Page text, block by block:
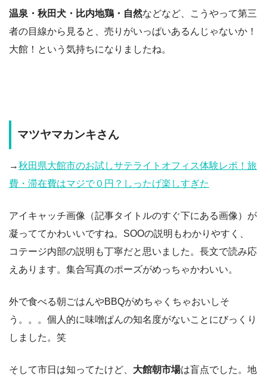
温泉・秋田犬・比内地鶏・自然などなど、こうやって第三
者の目線から見ると、売りがいっぱいあるんじゃないか！
大館！という気持ちになりましたね。
マツヤマカンキさん
→秋田県大館市のお試しサテライトオフィス体験レポ！旅
費・滞在費はマジで０円？しったげ楽しすぎた
アイキャッチ画像（記事タイトルのすぐ下にある画像）が
凝っててかわいいですね。SOOの説明もわかりやすく、
コテージ内部の説明も丁寧だと思いました。長文で読み応
えあります。集合写真のポーズがめっちゃかわいい。
外で食べる朝ごはんやBBQがめちゃくちゃおいしそ
う。。。個人的に味噌ぱんの知名度がないことにびっくり
しました。笑
そして市日は知ってたけど、 大館朝市場は盲点でした。地